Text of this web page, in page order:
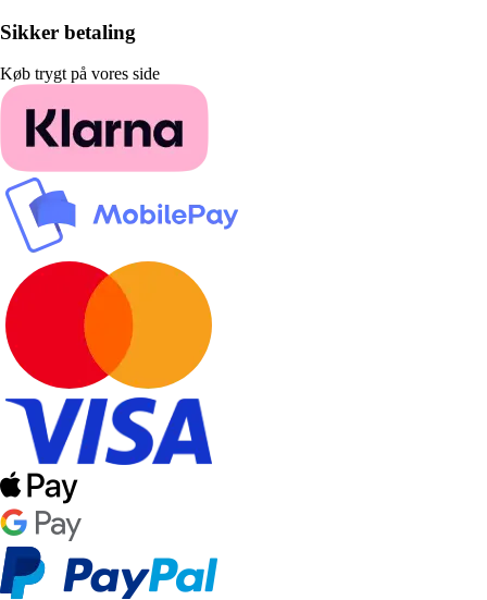
Sikker betaling
Køb trygt på vores side